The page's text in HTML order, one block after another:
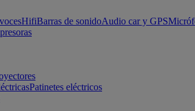
HifiBarras de sonidoAudio car y GPS
Patinetes eléctricos